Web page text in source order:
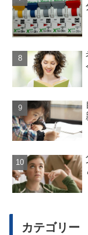
カテゴリー